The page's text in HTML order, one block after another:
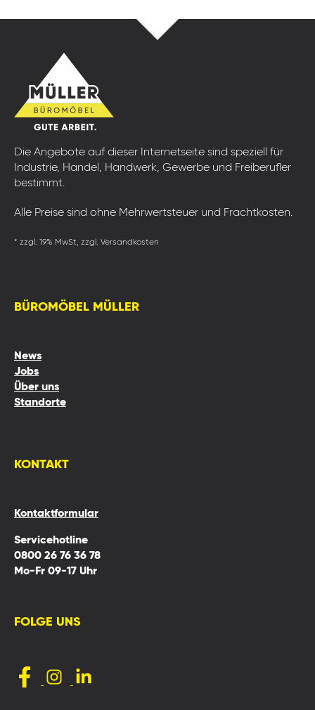
Die Angebote auf dieser Internetseite sind speziell für
Industrie, Handel, Handwerk, Gewerbe und Freiberufler
bestimmt.
Alle Preise sind ohne Mehrwertsteuer und Frachtkosten.
* zzgl. 19% MwSt, zzgl. Versandkosten
BÜROMÖBEL MÜLLER
News
Jobs
Über uns
Standorte
KONTAKT
Kontaktformular
Servicehotline
0800 26 76 36 78
Mo-Fr 09-17 Uhr
FOLGE UNS